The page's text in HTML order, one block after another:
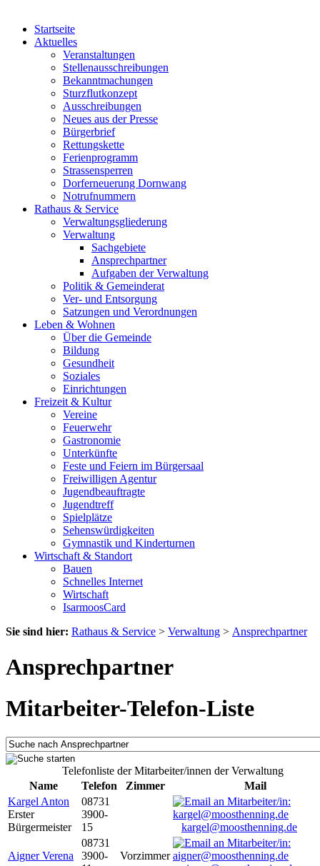
Startseite
Aktuelles
Veranstaltungen
Stellenausschreibungen
Bekanntmachungen
Sturzflutkonzept
Ausschreibungen
Neues aus der Presse
Bürgerbrief
Rettungskette
Ferienprogramm
Strassensperren
Dorferneuerung Dornwang
Notrufnummern
Rathaus & Service
Verwaltungsgliederung
Verwaltung
Sachgebiete
Ansprechpartner
Aufgaben der Verwaltung
Politik & Gemeinderat
Ver- und Entsorgung
Satzungen und Verordnungen
Leben & Wohnen
Über die Gemeinde
Bildung
Gesundheit
Soziales
Einrichtungen
Freizeit & Kultur
Vereine
Feuerwehr
Gastronomie
Unterkünfte
Feste und Feiern im Bürgersaal
Freiwilligen Agentur
Jugendbeauftragte
Jugendtreff
Spielplätze
Sehenswürdigkeiten
Gymnastik und Kinderturnen
Wirtschaft & Standort
Bauen
Schnelles Internet
Wirtschaft
IsarmoosCard
Sie sind hier: Rathaus & Service > Verwaltung > Ansprechpartner
Ansprechpartner
Mitarbeiter-Telefon-Liste
Telefonliste der Mitarbeiter/innen der Verwaltung
Name
Telefon Zimmer
Mail
Kargel Anton
Erster
Bürgermeister
08731
3900-
15
kargel@moosthenning.de
Aigner Verena
08731
3900-
Vorzimmer